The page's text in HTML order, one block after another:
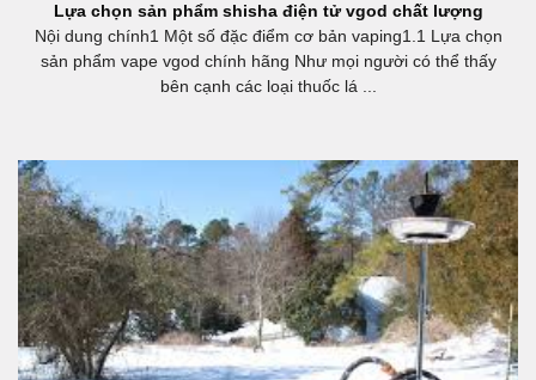
Lựa chọn sản phẩm shisha điện tử vgod chất lượng
Nội dung chính1 Một số đặc điểm cơ bản vaping1.1 Lựa chọn
sản phẩm vape vgod chính hãng Như mọi người có thể thấy
bên cạnh các loại thuốc lá ...